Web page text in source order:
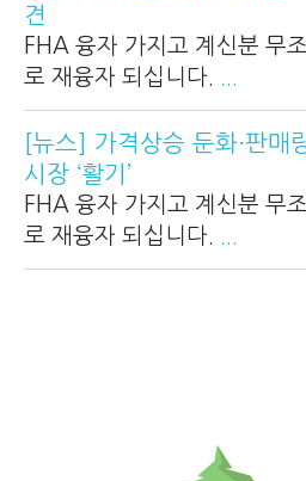
견
FHA 융자 가지고 계신분 무
로 재융자 되십니다.
[뉴스] 가격상승 둔화·판
시장 ‘활기’
FHA 융자 가지고 계신분 무
로 재융자 되십니다.